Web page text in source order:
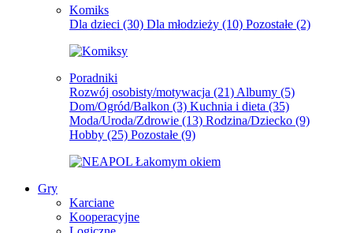
Komiks
Dla dzieci (30) Dla młodzieży (10) Pozostałe (2)
Poradniki
Rozwój osobisty/motywacja (21) Albumy (5)
Dom/Ogród/Balkon (3) Kuchnia i dieta (35)
Moda/Uroda/Zdrowie (13) Rodzina/Dziecko (9)
Hobby (25) Pozostałe (9)
Gry
Karciane
Kooperacyjne